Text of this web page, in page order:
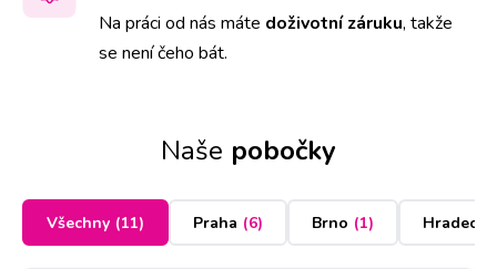
Na práci od nás máte doživotní záruku, takže
se není čeho bát.
Naše pobočky
Všechny (11) Praha (6) Brno (1) Hradec